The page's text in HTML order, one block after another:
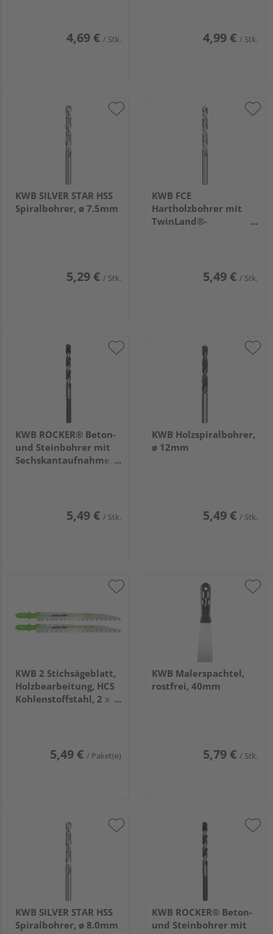
4,69 € / Stk. 4,99 € / Stk.
KWB SILVER STAR HSS
Spiralbohrer, ø 7.5mm
5,29 € / Stk.
KWB FCE
Hartholzbohrer mit
TwinLand®-
5,49 € / Stk.
KWB ROCKER® Beton-
und Steinbohrer mit
Sechskantaufnahme, ø
5,49 € / Stk.
KWB Holzspiralbohrer,
ø 12mm
5,49 € / Stk.
KWB 2 Stichsägeblatt,
Holzbearbeitung, HCS
Kohlenstoffstahl, 2 x
5,49 € / Paket(e)
KWB Malerspachtel,
rostfrei, 40mm
5,79 € / Stk.
KWB SILVER STAR HSS
Spiralbohrer, ø 8.0mm
KWB ROCKER® Beton-
und Steinbohrer mit